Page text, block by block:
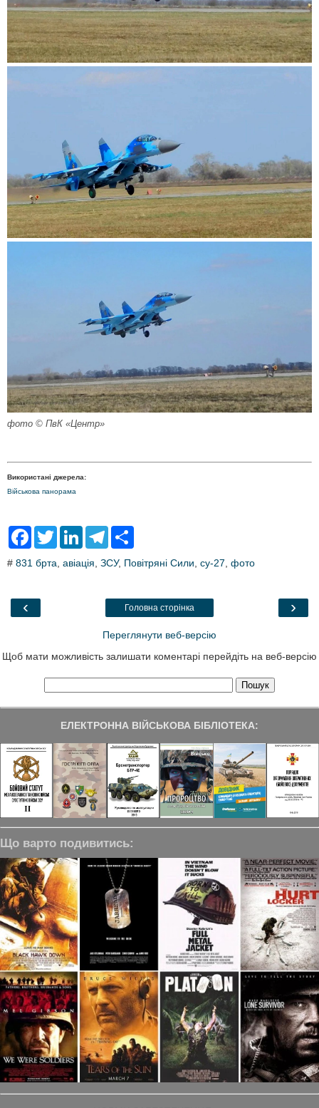
фото © ПвК «Центр»
Використані джерела:
Військова панорама
F
e
o
T
t
L
k
T
e
a
r
# 831 брта авіація ЗСУ, Повітряні Сили су-27 фото
‹ ›
Головна сторінка
Переглянути веб-версію
Щоб мати можливість залишати коментарі перейдіть на веб-версію
ЕЛЕКТРОННА ВІЙСЬКОВА БІБЛІОТЕКА:
Що варто подивитись: